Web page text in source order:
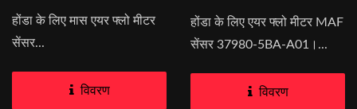
होंडा के लिए मास एयर फ्लो मीटर
सेंसर...
विवरण
होंडा के लिए एयर फ्लो मीटर MAF
सेंसर 37980-5BA-A01।...
विवरण